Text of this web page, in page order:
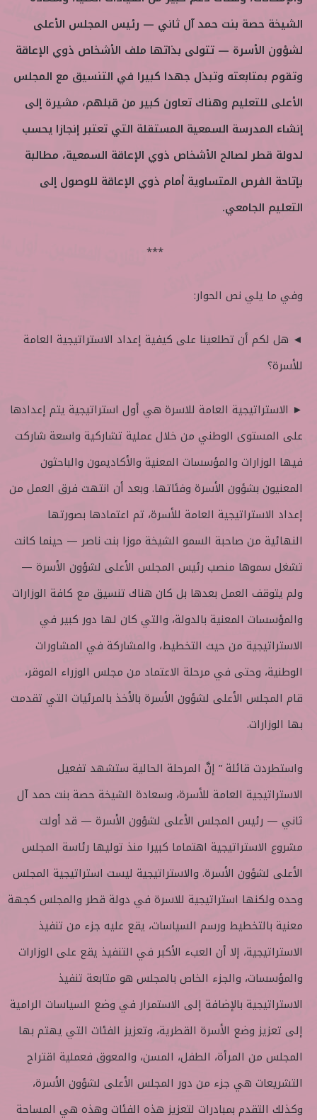
الشيخة حصة بنت حمد آل ثاني — رئيس المجلس الأعلى
لشؤون الأسرة — تتولى بذاتها ملف الأشخاص ذوي الإعاقة
وتقوم بمتابعته وتبذل جهدا كبيرا في التنسيق مع المجلس
الأعلى للتعليم وهناك تعاون كبير من قبلهم، مشيرة إلى
إنشاء المدرسة السمعية المستقلة التي تعتبر إنجازا يحسب
لدولة قطر لصالح الأشخاص ذوي الإعاقة السمعية، مطالبة
بإتاحة الفرص المتساوية أمام ذوي الإعاقة للوصول إلى
التعليم الجامعي.
***
وفي ما يلي نص الحوار:
◄ هل لكم أن تطلعينا على كيفية إعداد الاستراتيجية العامة
للأسرة؟
► الاستراتيجية العامة للاسرة هي أول استراتيجية يتم إعدادها
على المستوى الوطني من خلال عملية تشاركية واسعة شاركت
فيها الوزارات والمؤسسات المعنية والأكاديمون والباحثون
المعنيون بشؤون الأسرة وفئاتها. وبعد أن انتهت فرق العمل من
إعداد الاستراتيجية العامة للأسرة، تم اعتمادها بصورتها
النهائية من صاحبة السمو الشيخة موزا بنت ناصر — حينما كانت
تشغل سموها منصب رئيس المجلس الأعلى لشؤون الأسرة —
ولم يتوقف العمل بعدها بل كان هناك تنسيق مع كافة الوزارات
والمؤسسات المعنية بالدولة، والتي كان لها دور كبير في
الاستراتيجية من حيث التخطيط، والمشاركة في المشاورات
الوطنية، وحتى في مرحلة الاعتماد من مجلس الوزراء الموقر،
قام المجلس الأعلى لشؤون الأسرة بالأخذ بالمرئيات التي تقدمت
بها الوزارات.
واستطردت قائلة ” إنَّ المرحلة الحالية ستشهد تفعيل
الاستراتيجية العامة للأسرة، وسعادة الشيخة حصة بنت حمد آل
ثاني — رئيس المجلس الأعلى لشؤون الأسرة — قد أولت
مشروع الاستراتيجية اهتماما كبيرا منذ توليها رئاسة المجلس
الأعلى لشؤون الأسرة. والاستراتيجية ليست استراتيجية المجلس
وحده ولكنها استراتيجية للاسرة في دولة قطر والمجلس كجهة
معنية بالتخطيط ورسم السياسات، يقع عليه جزء من تنفيذ
الاستراتيجية، إلا أن العبء الأكبر في التنفيذ يقع على الوزارات
والمؤسسات، والجزء الخاص بالمجلس هو متابعة تنفيذ
الاستراتيجية بالإضافة إلى الاستمرار في وضع السياسات الرامية
إلى تعزيز وضع الأسرة القطرية، وتعزيز الفئات التي يهتم بها
المجلس من المرأة، الطفل، المسن، والمعوق فعملية اقتراح
التشريعات هي جزء من دور المجلس الأعلى لشؤون الأسرة،
وكذلك التقدم بمبادرات لتعزيز هذه الفئات وهذه هي المساحة